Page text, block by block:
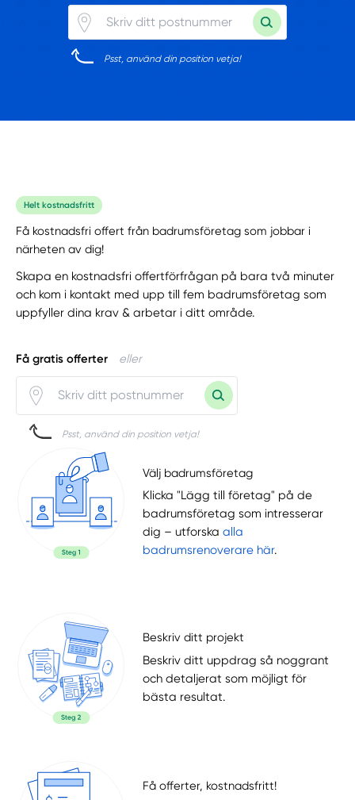
Psst, använd din position vetja!
Helt kostnadsfritt
Få kostnadsfri offert från badrumsföretag som jobbar i
närheten av dig!
Skapa en kostnadsfri offertförfrågan på bara två minuter
och kom i kontakt med upp till fem badrumsföretag som
uppfyller dina krav & arbetar i ditt område.
Få gratis offerter eller
Psst, använd din position vetja!
Välj badrumsföretag
Klicka "Lägg till företag" på de
badrumsföretag som intresserar
dig – utforskaalla
badrumsrenoverare här.
Beskriv ditt projekt
Beskriv ditt uppdrag så noggrant
och detaljerat som möjligt för
bästa resultat.
Få offerter, kostnadsfritt!